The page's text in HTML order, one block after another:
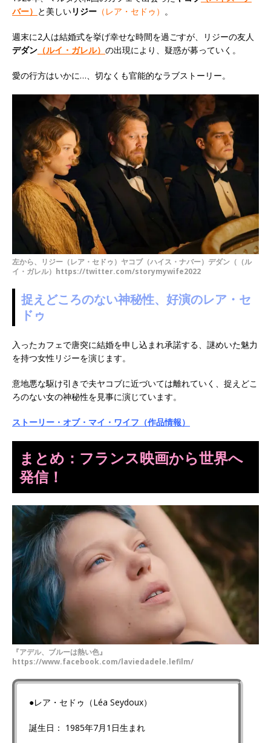
バー） と美しいリジー （レア・セドゥ） 。
週末に2人は結婚式を挙げ幸せな時間を過ごすが、リジーの友人
デダン （ルイ・ガレル） の出現により、疑惑が募っていく。
愛の行方はいかに…、切なくも官能的なラブストーリー。
左から、リジー（レア・セドゥ）ヤコブ（ハイス・ナバー）デダン（（ル
イ・ガレル）https://twitter.com/storymywife2022
捉えどころのない神秘性、好演のレア・セ
ドゥ
入ったカフェで唐突に結婚を申し込まれ承諾する、謎めいた魅力
を持つ女性リジーを演じます。
意地悪な駆け引きで夫ヤコブに近づいては離れていく、捉えどこ
ろのない女の神秘性を見事に演じています。
ストーリー・オブ・マイ・ワイフ（作品情報）
まとめ：フランス映画から世界へ
発信！
『アデル、ブルーは熱い色』
https://www.facebook.com/laviedadele.lefilm/
●レア・セドゥ（Léa Seydoux）
誕生日： 1985年7月1日生まれ